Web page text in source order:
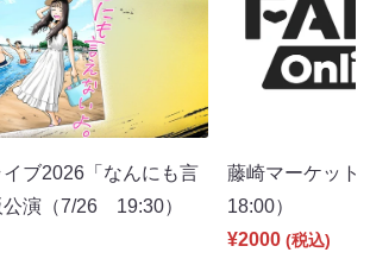
ブ2026「なんにも言
公演（7/26 19:30）
藤崎マーケッ
18:00）
¥2000 (税込)